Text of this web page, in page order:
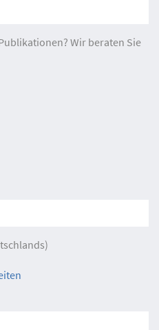
Wir beraten Sie